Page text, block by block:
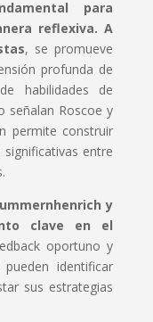
para
reflexiva. A
, se promueve
profunda de
habilidades de
señalan Roscoe y
permite construir
entre
y
clave en el
oportuno y
identificar
sus estrategias